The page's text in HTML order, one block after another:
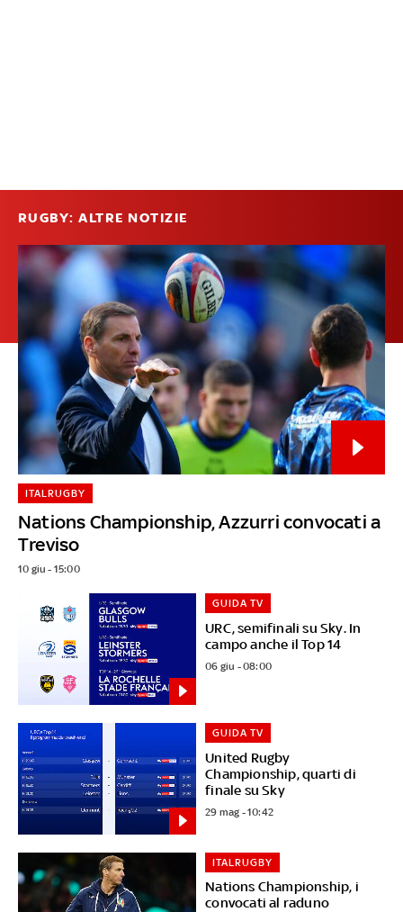
RUGBY: ALTRE NOTIZIE
Nations Championship, Azzurri convocati a
Treviso
ITALRUGBY
10 giu - 15:00
URC, semifinali su Sky. In
campo anche il Top 14
GUIDA TV
06 giu - 08:00
United Rugby
Championship, quarti di
finale su Sky
GUIDA TV
29 mag - 10:42
Nations Championship, i
convocati al raduno
ITALRUGBY